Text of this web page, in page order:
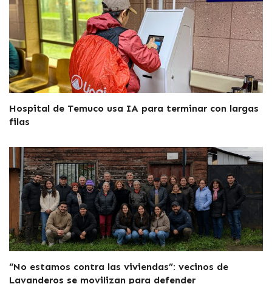
Hospital de Temuco usa IA para terminar con largas
filas
“No estamos contra las viviendas”: vecinos de
Lavanderos se movilizan para defender